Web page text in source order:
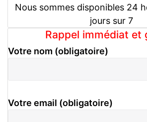
Nous sommes disponibles 24
jours sur 7
Rappel immédiat et
Votre nom (obligatoire)
Votre email (obligatoire)